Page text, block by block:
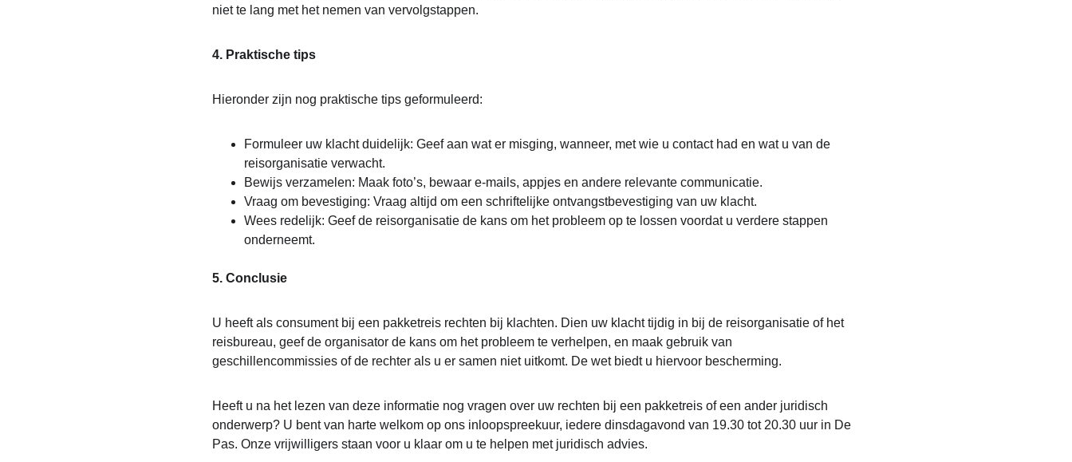
niet te lang met het nemen van vervolgstappen.
4. Praktische tips
Hieronder zijn nog praktische tips geformuleerd:
Formuleer uw klacht duidelijk: Geef aan wat er misging, wanneer, met wie u contact had en wat u van de
reisorganisatie verwacht.
Bewijs verzamelen: Maak foto’s, bewaar e-mails, appjes en andere relevante communicatie.
Vraag om bevestiging: Vraag altijd om een schriftelijke ontvangstbevestiging van uw klacht.
Wees redelijk: Geef de reisorganisatie de kans om het probleem op te lossen voordat u verdere stappen
onderneemt.
5. Conclusie
U heeft als consument bij een pakketreis rechten bij klachten. Dien uw klacht tijdig in bij de reisorganisatie of het
reisbureau, geef de organisator de kans om het probleem te verhelpen, en maak gebruik van
geschillencommissies of de rechter als u er samen niet uitkomt. De wet biedt u hiervoor bescherming.
Heeft u na het lezen van deze informatie nog vragen over uw rechten bij een pakketreis of een ander juridisch
onderwerp? U bent van harte welkom op ons inloopspreekuur, iedere dinsdagavond van 19.30 tot 20.30 uur in De
Pas. Onze vrijwilligers staan voor u klaar om u te helpen met juridisch advies.